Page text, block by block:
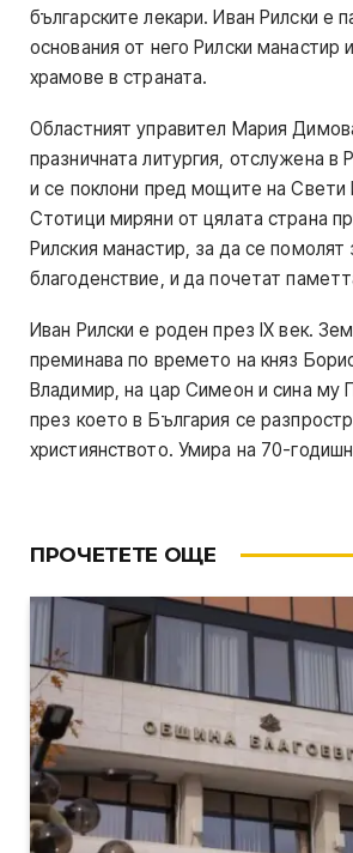
българските лекари. Иван Рилски е
основания от него Рилски манастир
храмове в страната.
Областният управител Мария
празничната литургия, отслужена в
и се поклони пред мощите на Свети
Стотици миряни от цялата страна
Рилския манастир, за да се помолят
благоденствие, и да почетат
Иван Рилски е роден през IX век.
преминава по времето на княз
Владимир, на цар Симеон и сина му
през което в България се
християнството. Умира на 70-
ПРОЧЕТЕТЕ ОЩЕ